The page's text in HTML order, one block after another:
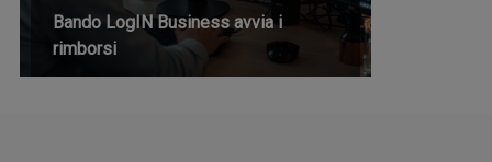
Bando LogIN Business avvia i
rimborsi